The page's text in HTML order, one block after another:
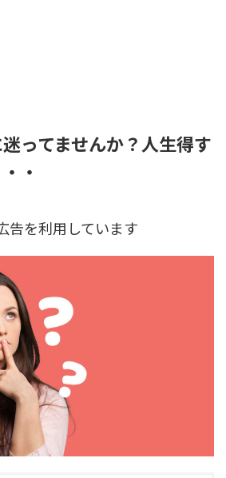
ってませんか？人生得す
・
を利用しています